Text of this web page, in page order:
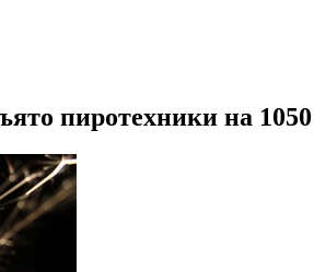
пиротехники на